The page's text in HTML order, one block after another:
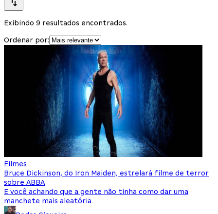
Exibindo 9 resultados encontrados.
Ordenar por:
Filmes
Bruce Dickinson, do Iron Maiden, estrelará filme de terror
sobre ABBA
E você achando que a gente não tinha como dar uma
manchete mais aleatória